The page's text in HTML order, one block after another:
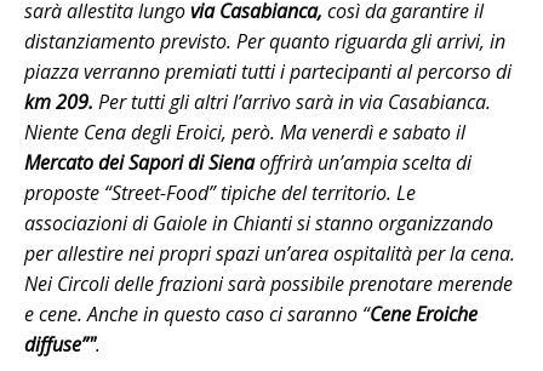
sarà allestita lungovia Casabianca, così da garantire il
distanziamento previsto. Per quanto riguarda gli arrivi, in
piazza verranno premiati tutti i partecipanti al percorso di
km 209. Per tutti gli altri l’arrivo sarà in via Casabianca.
Niente Cena degli Eroici, però. Ma venerdì e sabato il
Mercato dei Sapori di Sienaoffrirà un’ampia scelta di
proposte “Street-Food” tipiche del territorio. Le
associazioni di Gaiole in Chianti si stanno organizzando
per allestire nei propri spazi un’area ospitalità per la cena.
Nei Circoli delle frazioni sarà possibile prenotare merende
e cene. Anche in questo caso ci saranno “Cene Eroiche
diffuse”".